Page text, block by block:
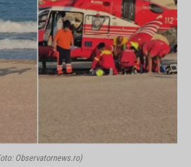
Observatornews.ro)